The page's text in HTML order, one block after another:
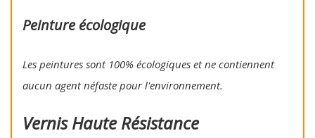
Peinture écologique
Les peintures sont 100% écologiques et ne contiennent
aucun agent néfaste pour l'environnement.
Vernis Haute Résistance